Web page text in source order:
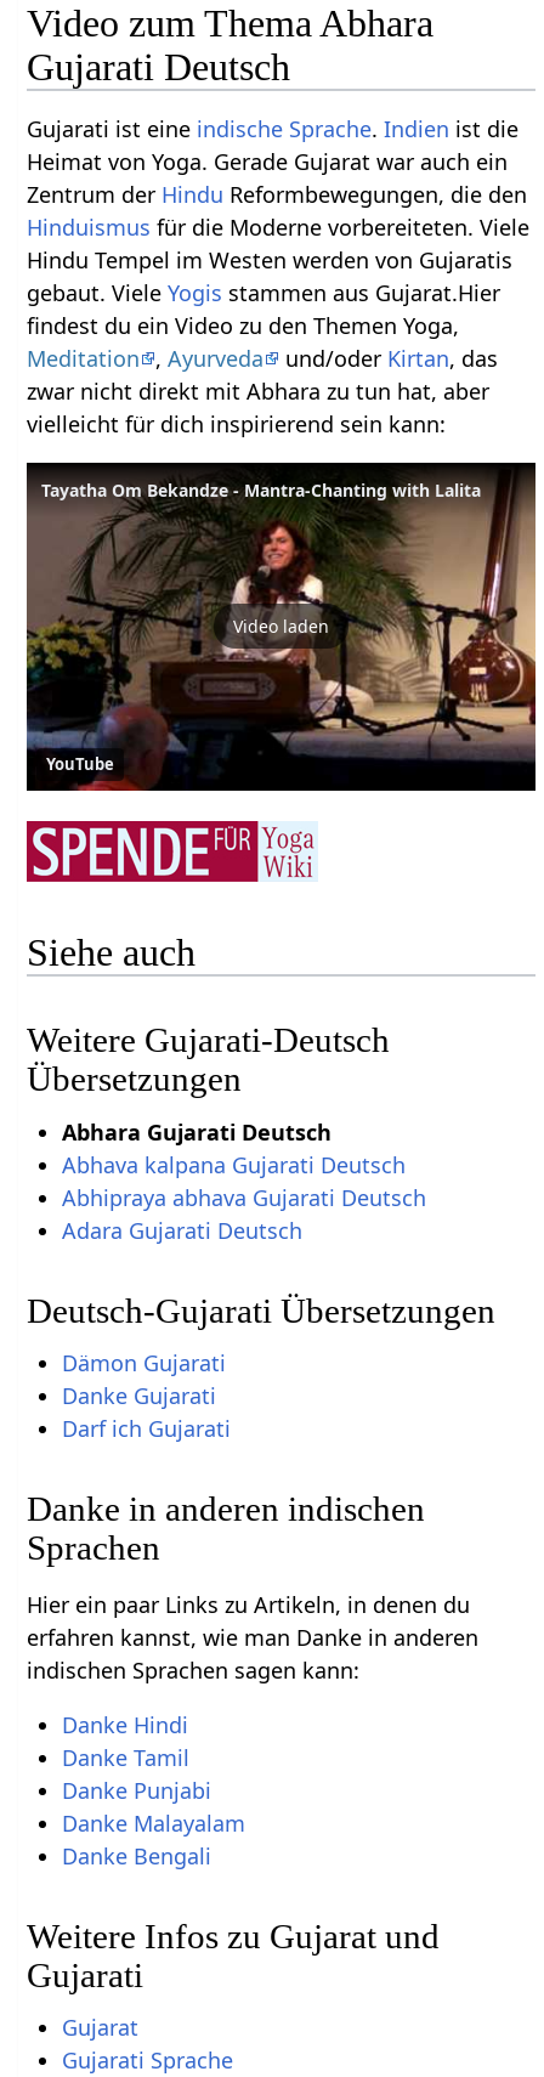
Video zum Thema Abhara
Gujarati Deutsch
Gujarati ist eine indische Sprache.Indien ist die
Heimat von Yoga. Gerade Gujarat war auch ein
Zentrum der Hindu Reformbewegungen, die den
Hinduismus für die Moderne vorbereiteten. Viele
Hindu Tempel im Westen werden von Gujaratis
gebaut. VieleYogis stammen aus Gujarat.Hier
findest du ein Video zu den Themen Yoga,
Meditation
,Ayurveda und/oder Kirtan, das
zwar nicht direkt mit Abhara zu tun hat, aber
vielleicht für dich inspirierend sein kann:
Tayatha Om Bekandze - Mantra-Chanting with Lalita
Video laden
YouTube
Siehe auch
Weitere Gujarati-Deutsch
Übersetzungen
Abhara Gujarati Deutsch
Abhava kalpana Gujarati Deutsch
Abhipraya abhava Gujarati Deutsch
Adara Gujarati Deutsch
Deutsch-Gujarati Übersetzungen
Dämon Gujarati
Danke Gujarati
Darf ich Gujarati
Danke in anderen indischen
Sprachen
Hier ein paar Links zu Artikeln, in denen du
erfahren kannst, wie man Danke in anderen
indischen Sprachen sagen kann:
Danke Hindi
Danke Tamil
Danke Punjabi
Danke Malayalam
Danke Bengali
Weitere Infos zu Gujarat und
Gujarati
Gujarat
Gujarati Sprache